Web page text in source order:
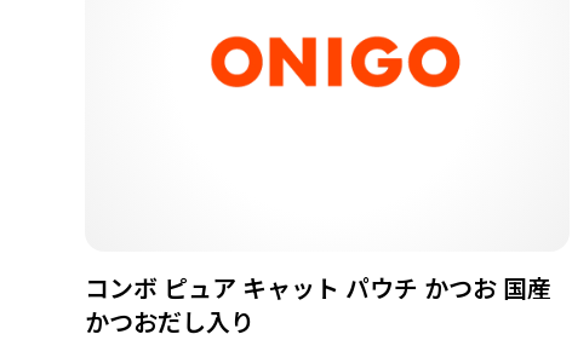
コンボ ピュア キャット パウチ かつお 国産
かつおだし入り